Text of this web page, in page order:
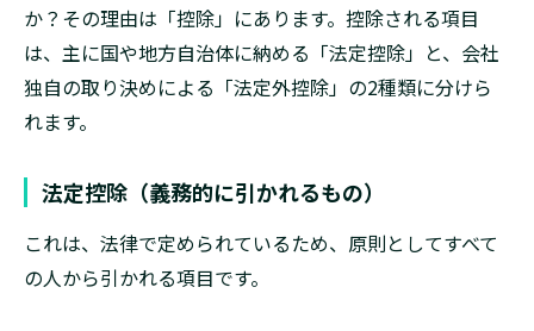
か？その理由は「控除」にあります。控除される項目
は、主に国や地方自治体に納める「法定控除」と、会社
独自の取り決めによる「法定外控除」の2種類に分けら
れます。
法定控除（義務的に引かれるもの）
これは、法律で定められているため、原則としてすべて
の人から引かれる項目です。